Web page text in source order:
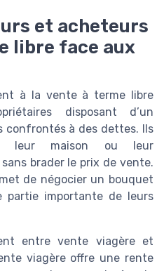
et acheteurs
libre face aux
à la vente à terme libre
disposant d’un
confrontés à des dettes. Ils
leur maison ou leur
brader le prix de vente.
de négocier un bouquet
partie importante de leurs
entre vente viagère et
viagère offre une rente